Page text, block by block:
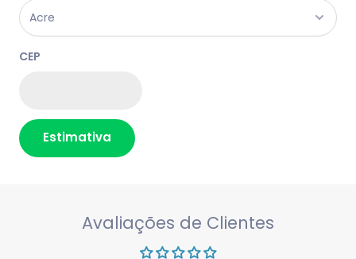
CEP
Estimativa
Avaliações de Clientes